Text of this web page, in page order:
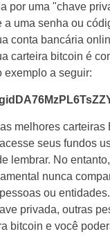
por uma "chave
a uma senha ou
conta bancária
carteira bitcoin é
exemplo a seguir:
melhores carteiras
seus fundos
lembrar. No
nunca
ou
privada, outras
bitcoin e você